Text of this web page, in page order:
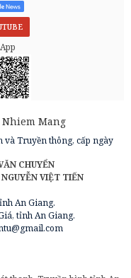
và Truyền thông, cấp ngày
CHUYỂN
NGUYỄN VIỆT TIẾN
An Giang.
tỉnh An Giang.